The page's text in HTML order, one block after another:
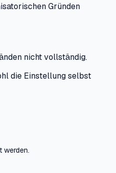
Gründen
nicht vollständig.
die Einstellung selbst
werden.